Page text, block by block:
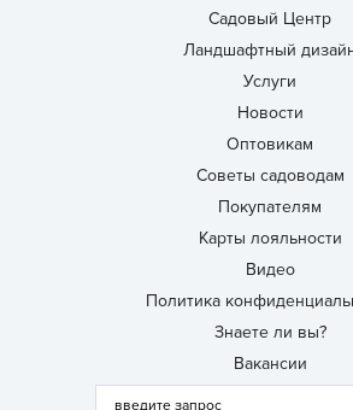
Садовый Центр
Ландшафтный
Услуги
Новости
Оптовикам
Советы садоводам
Покупателям
Карты лояльности
Видео
Политика
Знаете ли вы?
Вакансии